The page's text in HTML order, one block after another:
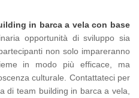
in barca a vela con base
opportunità di sviluppo sia
non solo impareranno
in modo più efficace, ma
culturale. Contattateci per
di team building in barca a vela,